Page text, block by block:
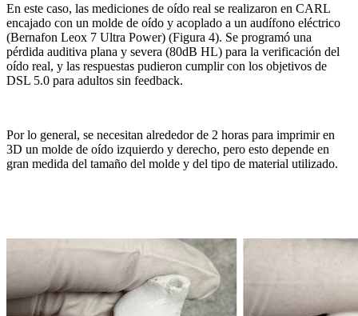
En este caso, las mediciones de oído real se realizaron en CARL
encajado con un molde de oído y acoplado a un audífono eléctrico
(Bernafon Leox 7 Ultra Power) (Figura 4). Se programó una
pérdida auditiva plana y severa (80dB HL) para la verificación del
oído real, y las respuestas pudieron cumplir con los objetivos de
DSL 5.0 para adultos sin feedback.
Por lo general, se necesitan alrededor de 2 horas para imprimir en
3D un molde de oído izquierdo y derecho, pero esto depende en
gran medida del tamaño del molde y del tipo de material utilizado.